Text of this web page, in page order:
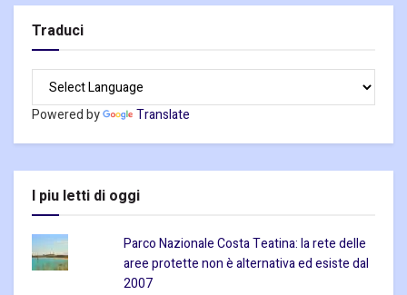
Traduci
Powered by Translate
I piu letti di oggi
Parco Nazionale Costa Teatina: la rete delle
aree protette non è alternativa ed esiste dal
2007